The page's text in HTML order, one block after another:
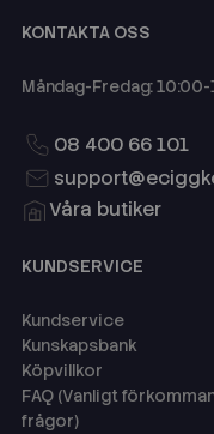
KONTAKTA OSS
Måndag-Fredag:
08 400 66 101
Våra butiker
KUNDSERVICE
Kundservice
Kunskapsbank
Köpvillkor
FAQ (Vanligt
frågor)